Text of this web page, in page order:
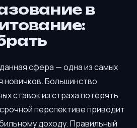
в
сфера — одна из самых
новичков. Большинство
ставок из страха потерять
перспективе приводит
доходу. Правильный